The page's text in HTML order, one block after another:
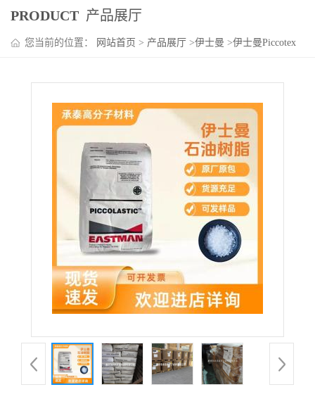
PRODUCT 产品展厅
您当前的位置： 网站首页 > 产品展厅 >伊士曼 >伊士曼Piccotex